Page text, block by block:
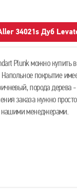
34021s Дуб
Plunk можно купить
покрытие
порода дерева
заказа нужно
нашими менеджерами.